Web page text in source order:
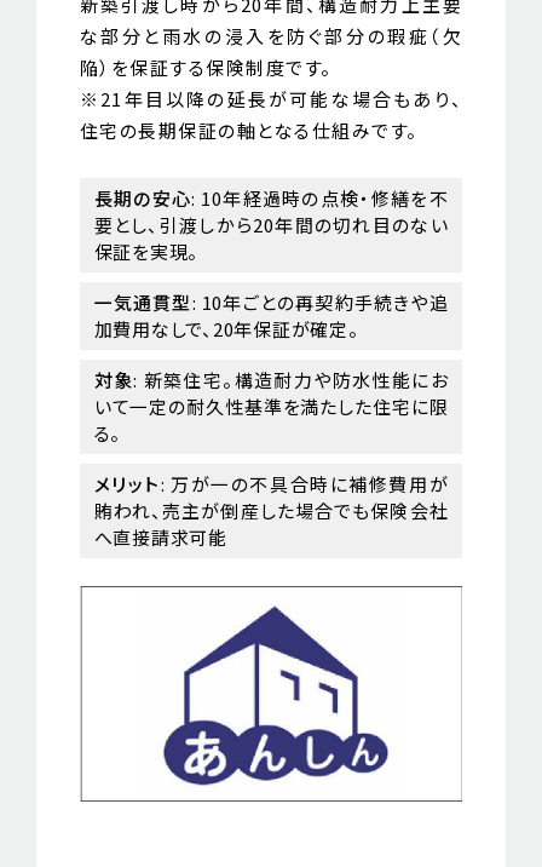
な部分と雨水の浸入を防ぐ部分の瑕疵（欠
陥）を保証する保険制度です。
※21年目以降の延長が可能な場合もあり、
住宅の長期保証の軸となる仕組みです。
長期の安心: 10年経過時の点検・修繕を不
要とし、引渡しから20年間の切れ目のない
保証を実現。
一気通貫型: 10年ごとの再契約手続きや追
加費用なしで、20年保証が確定。
対象: 新築住宅。構造耐力や防水性能にお
いて一定の耐久性基準を満たした住宅に限
る。
メリット: 万が一の不具合時に補修費用が
賄われ、売主が倒産した場合でも保険会社
へ直接請求可能